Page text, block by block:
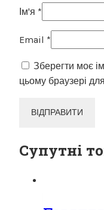
Ім'я *
Email *
Зберегти моє
цьому браузері
Супутні